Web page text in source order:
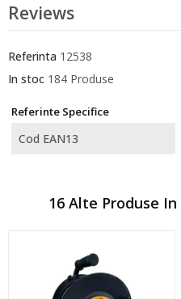
Reviews
Referinta 12538
In stoc 184 Produse
Referinte Specifice
Cod EAN13
16 Alte Produse